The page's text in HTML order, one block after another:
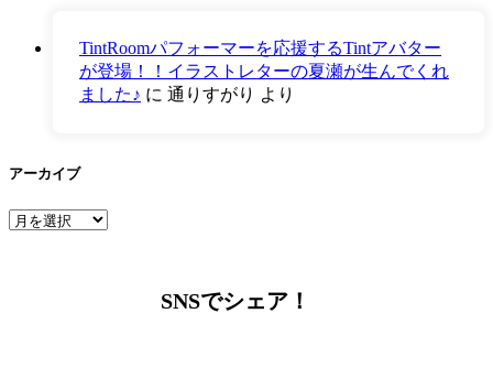
TintRoomパフォーマーを応援するTintアバター
が登場！！イラストレターの夏瀬が生んでくれ
ました♪ に 通りすがり より
アーカイブ
ア
SNSでシェア！